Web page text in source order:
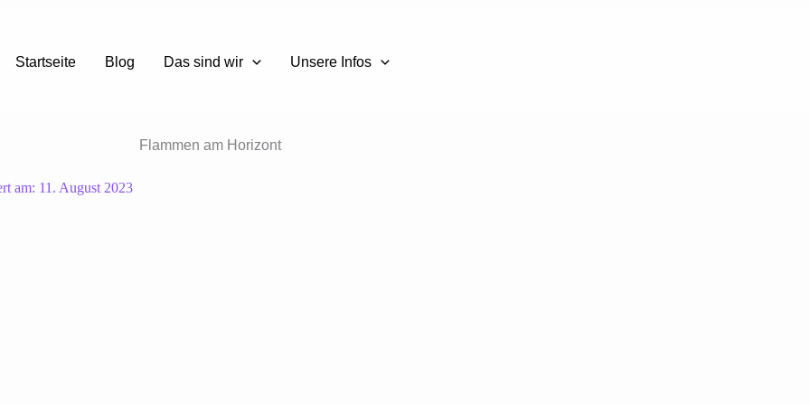
Startseite Blog Das sind wir Unsere Infos
am: 11. August 2023